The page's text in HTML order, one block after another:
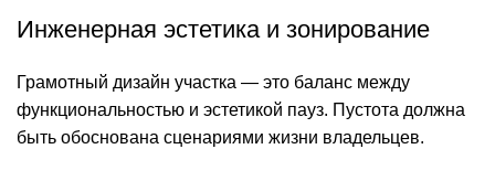
Инженерная эстетика и зонирование
Грамотный дизайн участка — это баланс между
функциональностью и эстетикой пауз. Пустота должна
быть обоснована сценариями жизни владельцев.